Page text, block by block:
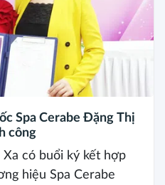
Spa Cerabe Đặng Thị
công
Xa có buổi ký kết hợp
hiệu Spa Cerabe